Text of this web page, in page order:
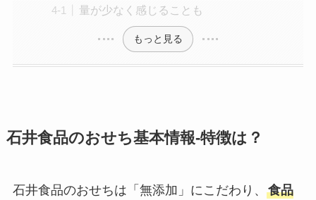
量が少なく感じることも
もっと見る
石井食品のおせち基本情報-特徴は？
石井食品のおせちは「無添加」にこだわり、 食品